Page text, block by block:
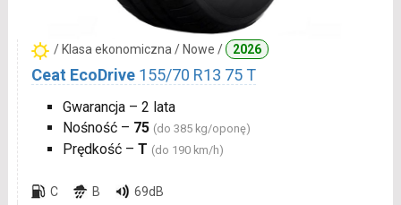
/ Klasa ekonomiczna / Nowe / 2026
Ceat EcoDrive 155/70 R13 75 T
Gwarancja – 2 lata
Nośność – 75 (do 385 kg/oponę)
Prędkość – T (do 190 km/h)
C B 69dB